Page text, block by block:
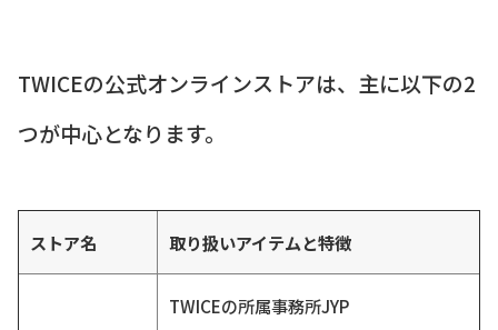
TWICEの公式オンラインストアは、主に以下の2
つが中心となります。
ストア名 取り扱いアイテムと特徴
TWICEの所属事務所JYP